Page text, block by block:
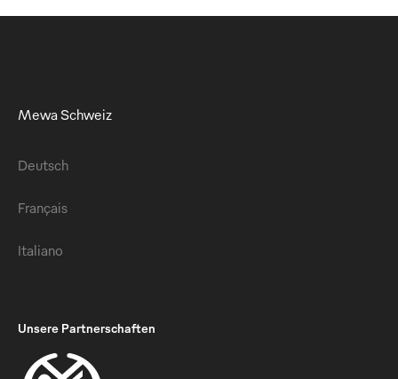
Mewa Schweiz
Deutsch
Français
Italiano
Unsere Partnerschaften